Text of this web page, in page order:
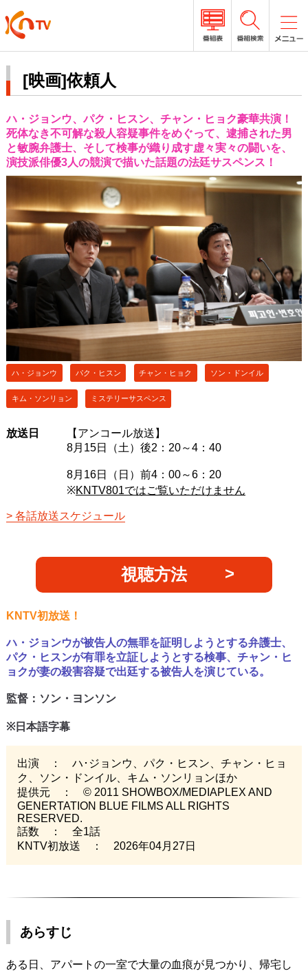
[映画]依頼人
ハ・ジョンウ、パク・ヒスン、チャン・ヒョク豪華共演！
死体なき不可解な殺人容疑事件をめぐって、逮捕された男
と敏腕弁護士、そして検事が織り成す虚々実々の闘いを、
演技派俳優3人の競演で描いた話題の法廷サスペンス！
ハ・ジョンウ パク・ヒスン チャン・ヒョク ソン・ドンイル
キム・ソンリョン ミステリーサスペンス
放送日
【アンコール放送】
8月15日（土）後2：20～4：40
8月16日（日）前4：00～6：20
※KNTV801ではご覧いただけません
各話放送スケジュール
視聴方法
KNTV初放送！
ハ・ジョンウが被告人の無罪を証明しようとする弁護士、
パク・ヒスンが有罪を立証しようとする検事、チャン・ヒ
ョクが妻の殺害容疑で出廷する被告人を演じている。
監督：ソン・ヨンソン
※日本語字幕
出演 ： ハ･ジョンウ、パク・ヒスン、チャン・ヒョ
ク、ソン・ドンイル、キム・ソンリョンほか
提供元 ： © 2011 SHOWBOX/MEDIAPLEX AND
GENERTATION BLUE FILMS ALL RIGHTS
RESERVED.
話数 ： 全1話
KNTV初放送 ： 2026年04月27日
あらすじ
ある日、アパートの一室で大量の血痕が見つかり、帰宅し